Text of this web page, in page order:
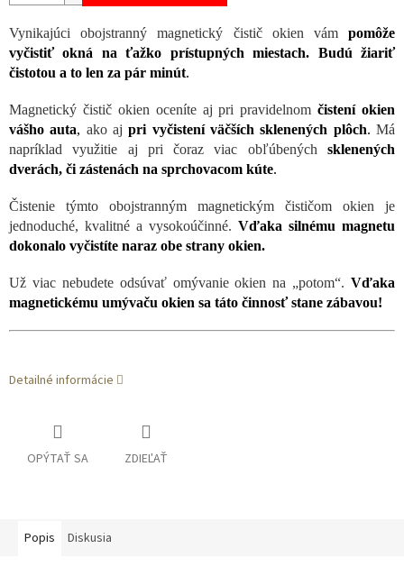
Vynikajúci obojstranný magnetický čistič okien vámpomôže
vyčistiť okná na ťažko prístupných miestach. Budú žiariť
čistotou a to len za pár minút.
Magnetický čistič okien oceníte aj pri pravidelnomčistení okien
vášho auta, ako aj pri vyčistení väčších sklenených plôch. Má
napríklad využitie aj pri čoraz viac obľúbených sklenených
dverách, či zástenách na sprchovacom kúte.
Čistenie týmto obojstranným magnetickým čističom okien je
jednoduché, kvalitné a vysokoúčinné. Vďaka silnému magnetu
dokonalo vyčistíte naraz obe strany okien.
Už viac nebudete odsúvať omývanie okien na „potom“. Vďaka
magnetickému umývaču okien sa táto činnosť stane zábavou!
Detailné informácie
OPÝTAŤ SA ZDIEĽAŤ
Popis Diskusia